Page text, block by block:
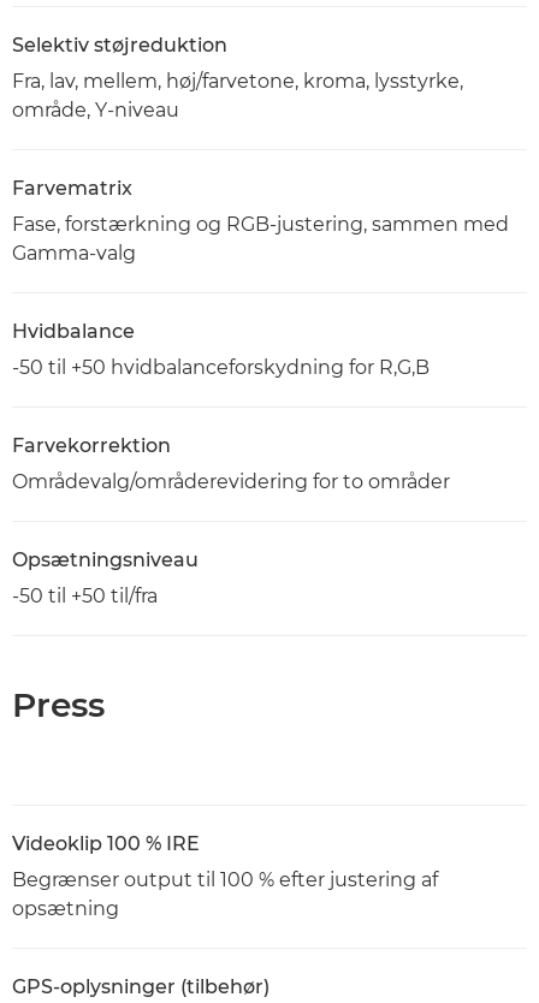
Selektiv støjreduktion
Fra, lav, mellem, høj/farvetone, kroma, lysstyrke,
område, Y-niveau
Farvematrix
Fase, forstærkning og RGB-justering, sammen med
Gamma-valg
Hvidbalance
-50 til +50 hvidbalanceforskydning for R,G,B
Farvekorrektion
Områdevalg/områderevidering for to områder
Opsætningsniveau
-50 til +50 til/fra
Press
Videoklip 100 % IRE
Begrænser output til 100 % efter justering af
opsætning
GPS-oplysninger (tilbehør)